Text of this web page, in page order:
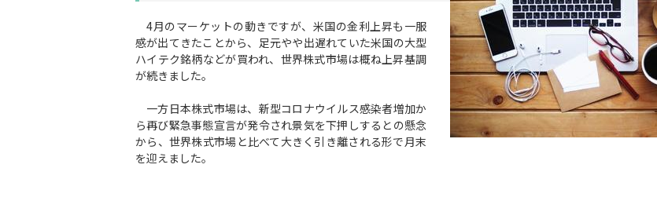
4月のマーケットの動きですが、米国の金利上昇も一服
感が出てきたことから、足元やや出遅れていた米国の大型
ハイテク銘柄などが買われ、世界株式市場は概ね上昇基調
が続きました。
一方日本株式市場は、新型コロナウイルス感染者増加か
ら再び緊急事態宣言が発令され景気を下押しするとの懸念
から、世界株式市場と比べて大きく引き離される形で月末
を迎えました。